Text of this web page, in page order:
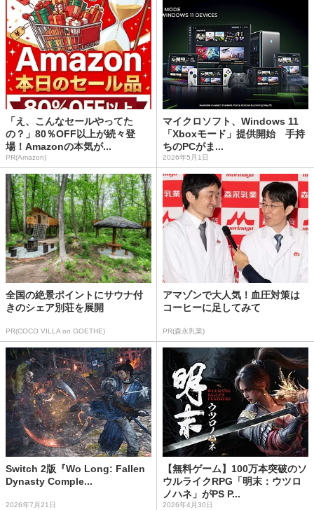
「え、こんなセールやってた
の？」80％OFF以上が続々登
場！Amazonの本気が...
PR(Amazon)
マイクロソフト、Windows 11
「Xboxモード」提供開始 手持
ちのPCがま...
2026年5月1日
全国の絶景ポイントにサウナ付
きのシェア別荘を展開
PR(COCO VILLA on GOETHE)
アマゾンで大人気！血圧対策は
コーヒーに足してみて
PR(森永乳業)
Switch 2版『Wo Long: Fallen
Dynasty Comple...
2026年7月21日
【無料ゲーム】100万本突破のソ
ウルライクRPG「明末：ウツロ
ノハネ」がPS P...
2026年4月30日